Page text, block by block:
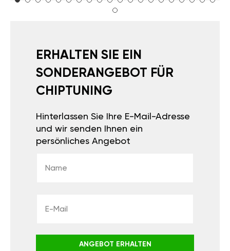
ERHALTEN SIE EIN
SONDERANGEBOT FÜR
CHIPTUNING
Hinterlassen Sie Ihre E-Mail-Adresse
und wir senden Ihnen ein
persönliches Angebot
ANGEBOT ERHALTEN